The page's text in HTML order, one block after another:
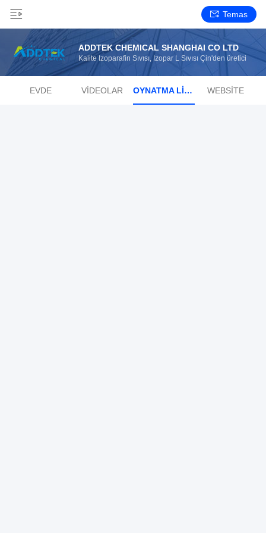
Temas
ADDTEK CHEMICAL SHANGHAI CO LTD
Kalite İzoparafin Sıvısı, İzopar L Sıvısı Çin'den üretici
EVDE VIDEOLAR OYNATMA LISTESI WEBSITE